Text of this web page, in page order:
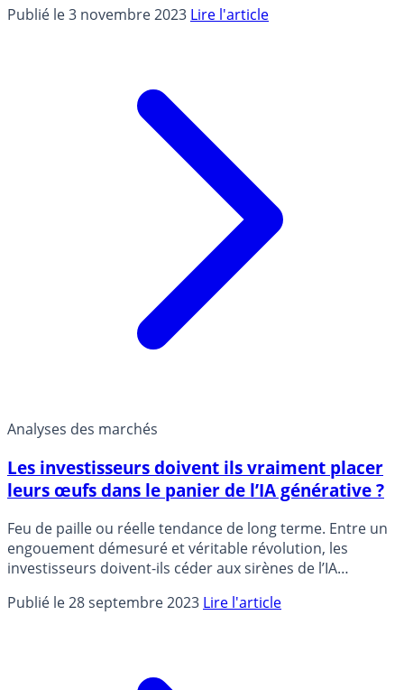
Publié le 3 novembre 2023 Lire l'article
Analyses des marchés
Les investisseurs doivent ils vraiment placer
leurs œufs dans le panier de l’IA générative ?
Feu de paille ou réelle tendance de long terme. Entre un
engouement démesuré et véritable révolution, les
investisseurs doivent-ils céder aux sirènes de l’IA
Publié le 28 septembre 2023 Lire l'article